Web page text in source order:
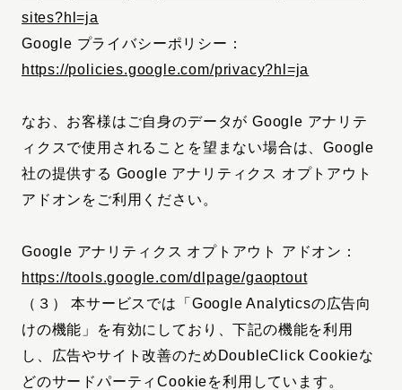
sites?hl=ja
Google プライバシーポリシー：
https://policies.google.com/privacy?hl=ja
なお、お客様はご自身のデータが Google アナリテ
ィクスで使用されることを望まない場合は、Google
社の提供する Google アナリティクス オプトアウト
アドオンをご利用ください。
Google アナリティクス オプトアウト アドオン：
https://tools.google.com/dlpage/gaoptout
（３） 本サービスでは「Google Analyticsの広告向
けの機能」を有効にしており、下記の機能を利用
し、広告やサイト改善のためDoubleClick Cookieな
どのサードパーティCookieを利用しています。